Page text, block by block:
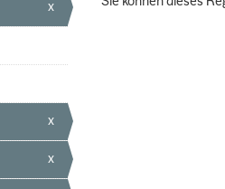
x
x
x